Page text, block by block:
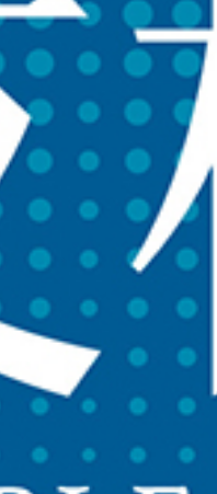
BASKETBALL
璞美食
璞滿滿